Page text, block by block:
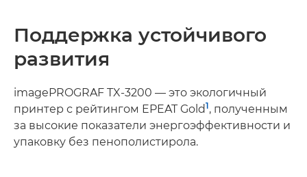
Поддержка устойчивого
развития
imagePROGRAF TX-3200 — это экологичный
принтер с рейтингом EPEAT Gold1, полученным
за высокие показатели энергоэффективности и
упаковку без пенополистирола.